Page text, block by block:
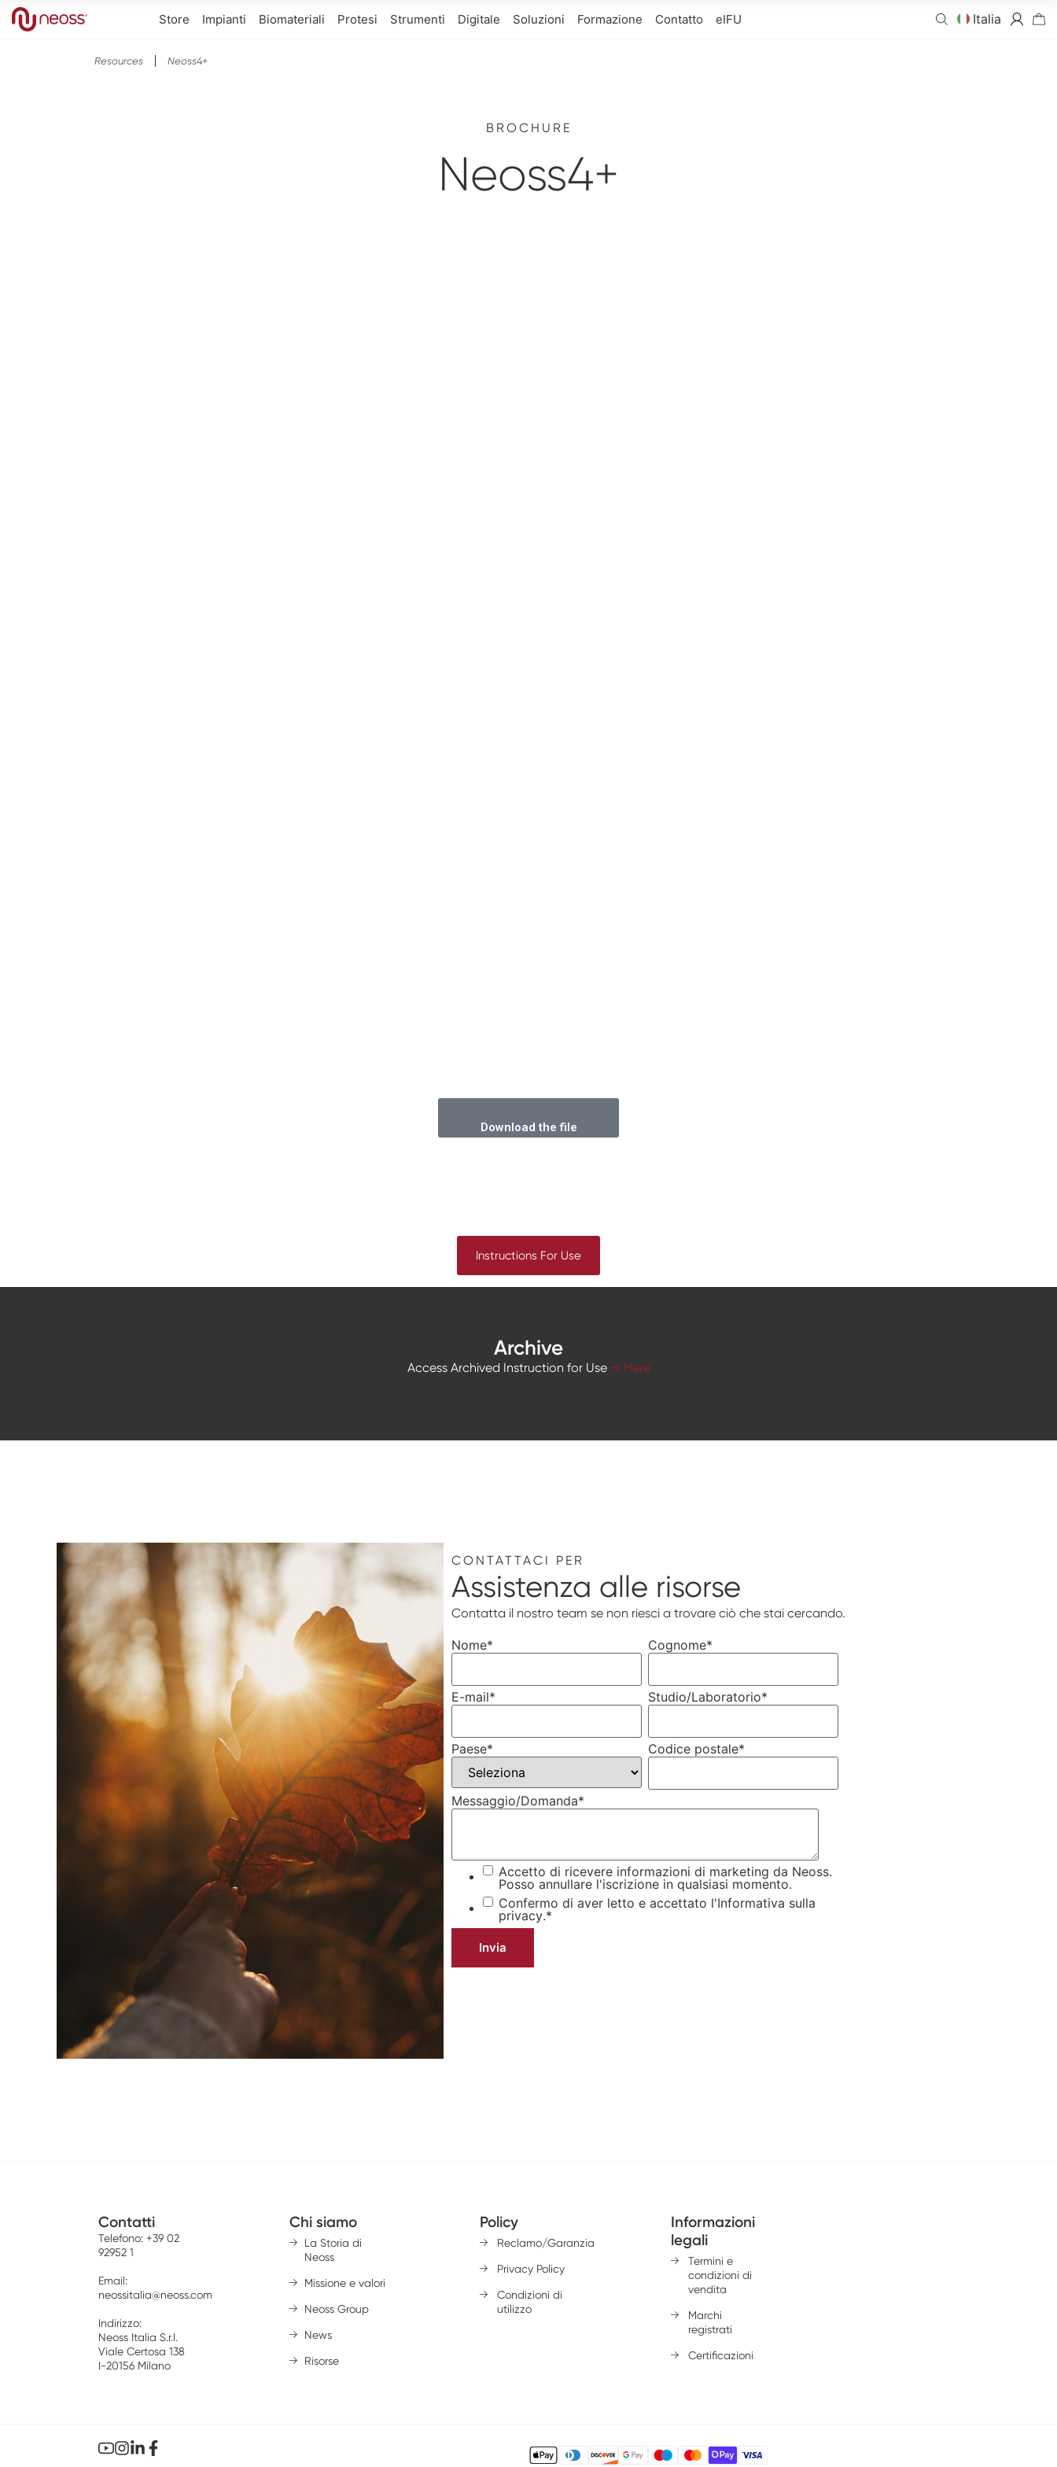
Store Impianti Biomateriali Protesi Strumenti Digitale Soluzioni Formazione Contatto eIFU Italia
Resources Neoss4+
BROCHURE
Neoss4+
Download the file
Instructions For Use
Archive
Access Archived Instruction for Use → Here
CONTATTACI PER
Assistenza alle risorse
Contatta il nostro team se non riesci a trovare ciò che stai cercando.
Nome* Cognome*
E-mail* Studio/Laboratorio*
Paese* Codice postale*
Messaggio/Domanda*
Accetto di ricevere informazioni di marketing da Neoss.
Posso annullare l'iscrizione in qualsiasi momento.
Confermo di aver letto e accettato l'Informativa sulla
privacy.*
Contatti
Telefono: +39 02
92952 1
Email:
neossitalia@neoss.com
Indirizzo:
Neoss Italia S.r.l.
Viale Certosa 138
I-20156 Milano
Chi siamo
La Storia di
Neoss
Missione e valori
Neoss Group
News
Risorse
Policy
Reclamo/Garanzia
Privacy Policy
Condizioni di
utilizzo
Informazioni
legali
Termini e
condizioni di
vendita
Marchi
registrati
Certificazioni